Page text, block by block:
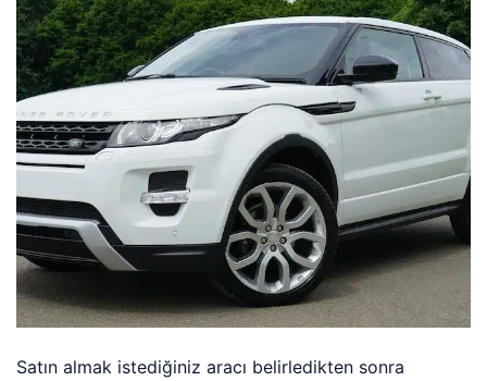
Satın almak istediğiniz aracı belirledikten sonra